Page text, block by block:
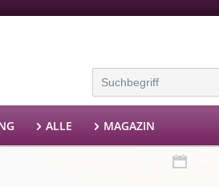
ALLE MAGAZIN